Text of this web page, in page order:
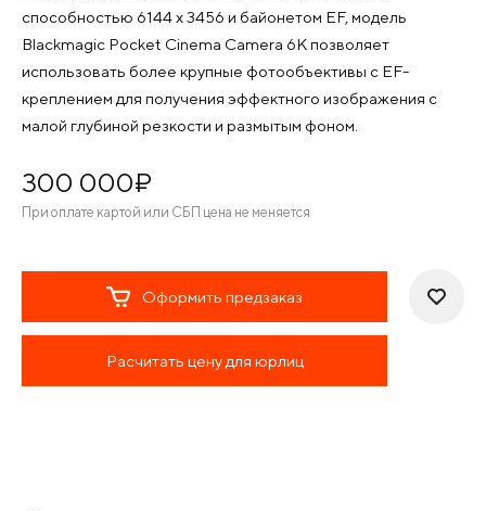
способностью 6144 x 3456 и байонетом EF, модель
Blackmagic Pocket Cinema Camera 6K позволяет
использовать более крупные фотообъективы с EF-
креплением для получения эффектного изображения с
малой глубиной резкости и размытым фоном.
300 000¤
При оплате картой или СБП цена не меняется
Оформить предзаказ
Расчитать цену для юрлиц